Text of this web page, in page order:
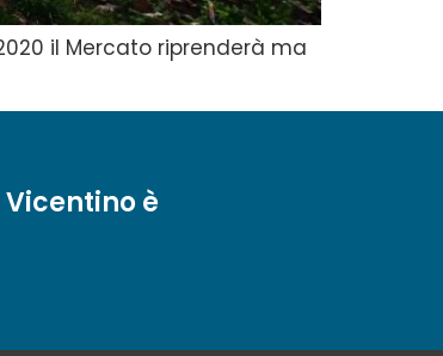
il Mercato riprenderà ma
è